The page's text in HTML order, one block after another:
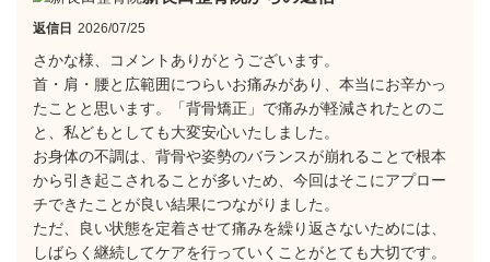
返信日 2026/07/25
さかな様、コメントありがとうございます。
​首・肩・腰と広範囲につらいお痛みがあり、本当にお辛かっ
たことと思います。「背骨矯正」で痛みが軽減されたとのこ
と、私どもとしても大変安心いたしました。
​お身体の不調は、背骨や姿勢のバランスが崩れることで根本
から引き起こされることが多いため、今回はそこにアプロー
チできたことが良い結果につながりました。
​ただ、良い状態を定着させて痛みを繰り返さないためには、
しばらく継続してケアを行っていくことがとても大切です。